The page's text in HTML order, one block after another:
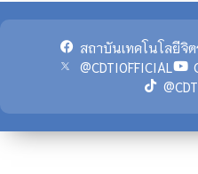
สถาบันเทคโนโลยีจิ
@CDTIOFFICIAL